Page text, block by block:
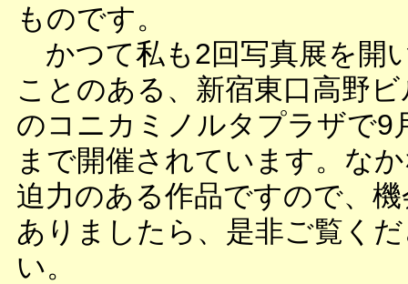
ものです。
かつて私も2回写真展を開
ことのある、新宿東口高野
のコニカミノルタプラザで9
まで開催されています。な
迫力のある作品ですので、
ありましたら、是非ご覧く
い。